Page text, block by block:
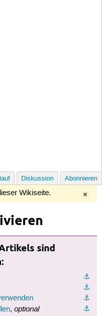
Diskussion Abonnieren
×
Wikiseite.
sind
⚓︎
⚓︎
⚓︎
⚓︎
, optional